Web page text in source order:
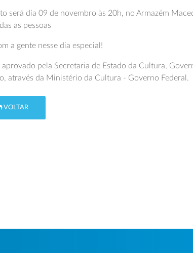
será dia 09 de novembro às 20h, no Armazém
as pessoas
a gente nesse dia especial!
aprovado pela Secretaria de Estado da Cultura,
através da Ministério da Cultura - Governo Federal.
VOLTAR